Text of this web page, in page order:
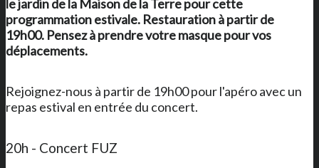
le jardin dela Maison de la Terrepour cette
programmation estivale. Restauration à partir de
19h00. Pensez à prendre votre masque pour vos
déplacements.
Rejoignez-nous à partir de 19h00 pour l'apéro avec un
repas estival en entrée du concert.
20h - Concert FUZ